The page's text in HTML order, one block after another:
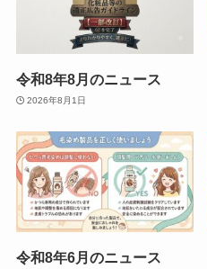
令和8年8月のニュース
2026年8月1日
令和8年6月のニュース